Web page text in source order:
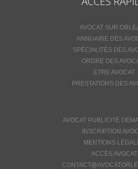
AVOCAT SUR
ANNUAIRE DES
SPÉCIALITÉS DES
ORDRE DES
ETRE AVOCAT
PRESTATIONS DES
AVOCAT PUBLICITÉ
INSCRIPTION
MENTIONS
ACCÉS AVOCAT